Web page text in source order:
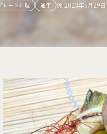
レート料理 通年 2023年6月29日